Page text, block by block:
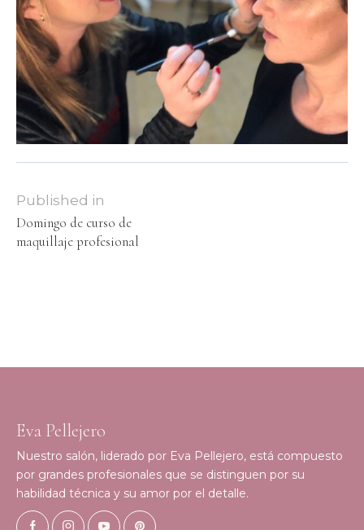
Published in
Domingo de curso de
maquillaje profesional
Eva Pellejero
Nuestro salón, liderado por Eva Pellejero, está compuesto
por grandes profesionales que se distinguen por su
habilidad técnica y su amor por el detalle.